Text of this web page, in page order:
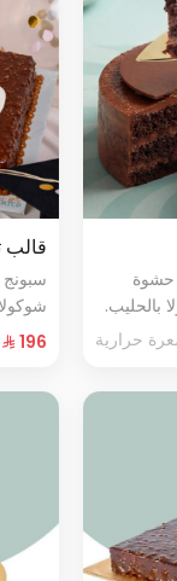
حشوة
بالحليب.
قالب
من ١٠ إلى ١٢ شخصًا